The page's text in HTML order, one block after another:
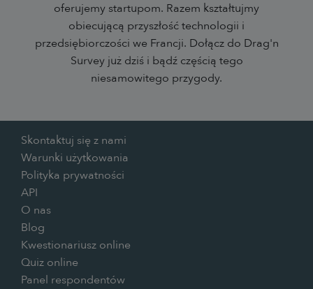
oferujemy startupom. Razem kształtujmy
obiecującą przyszłość technologii i
przedsiębiorczości we Francji. Dołącz do Drag'n
Survey już dziś i bądź częścią tego
niesamowitego przygody.
Skontaktuj się z nami
Warunki użytkowania
Polityka prywatności
API
O nas
Blog
Kwestionariusz online
Quiz online
Panel respondentów